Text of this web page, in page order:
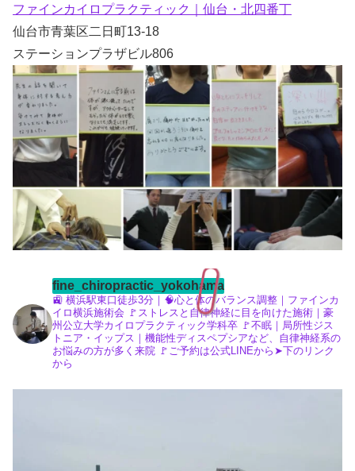
ファインカイロプラクティック｜仙台・北四番丁
仙台市青葉区二日町13-18
ステーションプラザビル806
fine_chiropractic_yokohama
🚉 横浜駅東口徒歩3分｜🧠心と体のバランス調整｜ファインカ
イロ横浜施術会 🚩ストレスと自律神経に目を向けた施術｜豪
州公立大学カイロプラクティック学科卒 🚩不眠｜局所性ジス
トニア・イップス｜機能性ディスペプシアなど、自律神経系の
お悩みの方が多く来院 🚩ご予約は公式LINEから➤下のリンク
から